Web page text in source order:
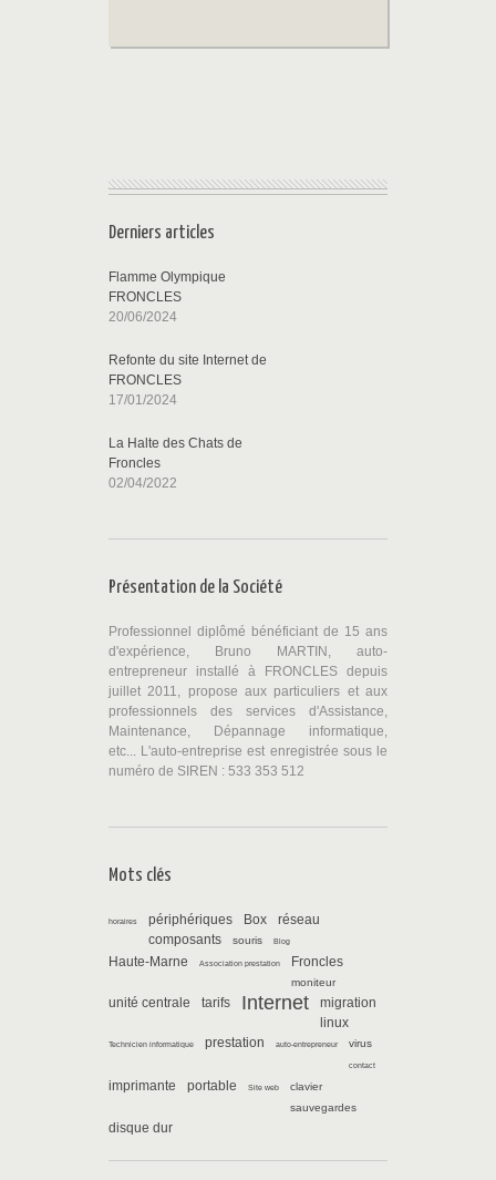
Derniers articles
Flamme Olympique
FRONCLES
20/06/2024
Refonte du site Internet de
FRONCLES
17/01/2024
La Halte des Chats de
Froncles
02/04/2022
Présentation de la Société
Professionnel diplômé bénéficiant de 15 ans
d'expérience, Bruno MARTIN, auto-
entrepreneur installé à FRONCLES depuis
juillet 2011, propose aux particuliers et aux
professionnels des services d'Assistance,
Maintenance, Dépannage informatique,
etc... L'auto-entreprise est enregistrée sous le
numéro de SIREN : 533 353 512
Mots clés
horaires périphériques Box
réseau
composants
souris Blog
Haute-Marne Association prestation Froncles
moniteur
unité centrale tarifs Internet
migration
linux
Technicien informatique prestation auto-entrepreneur virus
contact
imprimante portable Site web
clavier
sauvegardes
disque dur